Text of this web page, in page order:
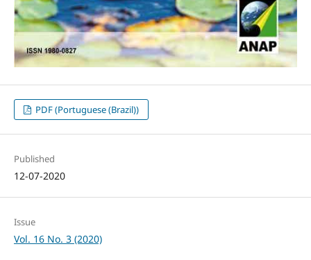
PDF (Portuguese (Brazil))
Published
12-07-2020
Issue
Vol. 16 No. 3 (2020)